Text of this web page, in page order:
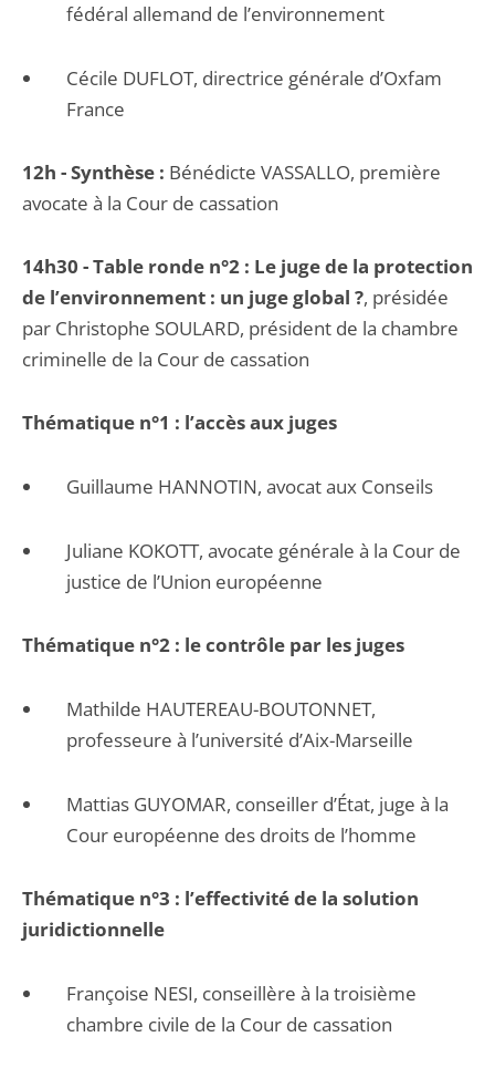
fédéral allemand de l’environnement
Cécile DUFLOT, directrice générale d’Oxfam
France
12h - Synthèse : Bénédicte VASSALLO, première
avocate à la Cour de cassation
14h30 - Table ronde n°2 : Le juge de la protection
de l’environnement : un juge global ?, présidée
par Christophe SOULARD, président de la chambre
criminelle de la Cour de cassation
Thématique n°1 : l’accès aux juges
Guillaume HANNOTIN, avocat aux Conseils
Juliane KOKOTT, avocate générale à la Cour de
justice de l’Union européenne
Thématique n°2 : le contrôle par les juges
Mathilde HAUTEREAU-BOUTONNET,
professeure à l’université d’Aix-Marseille
Mattias GUYOMAR, conseiller d’État, juge à la
Cour européenne des droits de l’homme
Thématique n°3 : l’effectivité de la solution
juridictionnelle
Françoise NESI, conseillère à la troisième
chambre civile de la Cour de cassation